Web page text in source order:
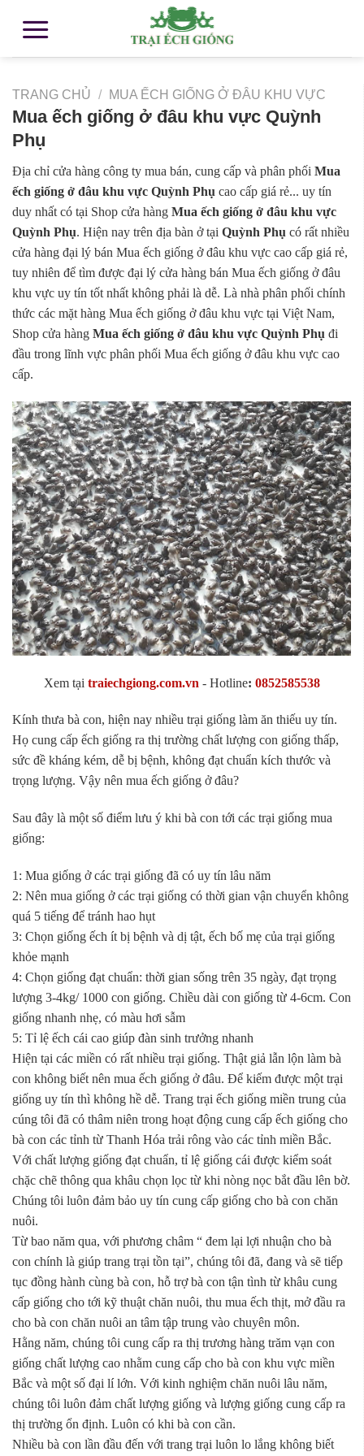
TRANG CHỦ / MUA ẾCH GIỐNG Ở ĐÂU KHU VỰC
Mua ếch giống ở đâu khu vực Quỳnh
Phụ
Địa chỉ cửa hàng công ty mua bán, cung cấp và phân phối Mua
ếch giống ở đâu khu vực Quỳnh Phụ cao cấp giá rẻ... uy tín
duy nhất có tại Shop cửa hàng Mua ếch giống ở đâu khu vực
Quỳnh Phụ. Hiện nay trên địa bàn ở tại Quỳnh Phụ có rất nhiều
cửa hàng đại lý bán Mua ếch giống ở đâu khu vực cao cấp giá rẻ,
tuy nhiên để tìm được đại lý cửa hàng bán Mua ếch giống ở đâu
khu vực uy tín tốt nhất không phải là dễ. Là nhà phân phối chính
thức các mặt hàng Mua ếch giống ở đâu khu vực tại Việt Nam,
Shop cửa hàng Mua ếch giống ở đâu khu vực Quỳnh Phụ đi
đầu trong lĩnh vực phân phối Mua ếch giống ở đâu khu vực cao
cấp.
Xem tại traiechgiong.com.vn - Hotline: 0852585538
Kính thưa bà con, hiện nay nhiều trại giống làm ăn thiếu uy tín.
Họ cung cấp ếch giống ra thị trường chất lượng con giống thấp,
sức đề kháng kém, dễ bị bệnh, không đạt chuẩn kích thước và
trọng lượng. Vậy nên mua ếch giống ở đâu?
Sau đây là một số điểm lưu ý khi bà con tới các trại giống mua
giống:
1: Mua giống ở các trại giống đã có uy tín lâu năm
2: Nên mua giống ở các trại giống có thời gian vận chuyển không
quá 5 tiếng để tránh hao hụt
3: Chọn giống ếch ít bị bệnh và dị tật, ếch bố mẹ của trại giống
khỏe mạnh
4: Chọn giống đạt chuẩn: thời gian sống trên 35 ngày, đạt trọng
lượng 3-4kg/ 1000 con giống. Chiều dài con giống từ 4-6cm. Con
giống nhanh nhẹ, có màu hơi sẫm
5: Tỉ lệ ếch cái cao giúp đàn sinh trưởng nhanh
Hiện tại các miền có rất nhiều trại giống. Thật giả lẫn lộn làm bà
con không biết nên mua ếch giống ở đâu. Để kiếm được một trại
giống uy tín thì không hề dễ. Trang trại ếch giống miền trung của
cúng tôi đã có thâm niên trong hoạt động cung cấp ếch giống cho
bà con các tỉnh từ Thanh Hóa trải rông vào các tỉnh miền Bắc.
Với chất lượng giống đạt chuẩn, tỉ lệ giống cái được kiểm soát
chặc chẽ thông qua khâu chọn lọc từ khi nòng nọc bắt đầu lên bờ.
Chúng tôi luôn đảm bảo uy tín cung cấp giống cho bà con chăn
nuôi.
Từ bao năm qua, với phương châm “ đem lại lợi nhuận cho bà
con chính là giúp trang trại tồn tại”, chúng tôi đã, đang và sẽ tiếp
tục đồng hành cùng bà con, hỗ trợ bà con tận tình từ khâu cung
cấp giống cho tới kỹ thuật chăn nuôi, thu mua ếch thịt, mở đầu ra
cho bà con chăn nuôi an tâm tập trung vào chuyên môn.
Hằng năm, chúng tôi cung cấp ra thị trương hàng trăm vạn con
giống chất lượng cao nhằm cung cấp cho bà con khu vực miền
Bắc và một số đại lí lớn. Với kinh nghiệm chăn nuôi lâu năm,
chúng tôi luôn đảm chất lượng giống và lượng giống cung cấp ra
thị trường ổn định. Luôn có khi bà con cần.
Nhiều bà con lần đầu đến với trang trại luôn lo lắng không biết